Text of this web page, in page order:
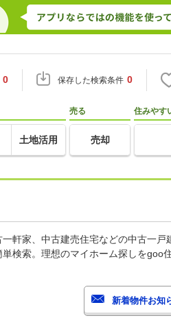
0 保存した検索条件 0
土地活用
売る
売却
住みやす
軒家、中古建売住宅などの中古一戸
検索。理想のマイホーム探しをgoo